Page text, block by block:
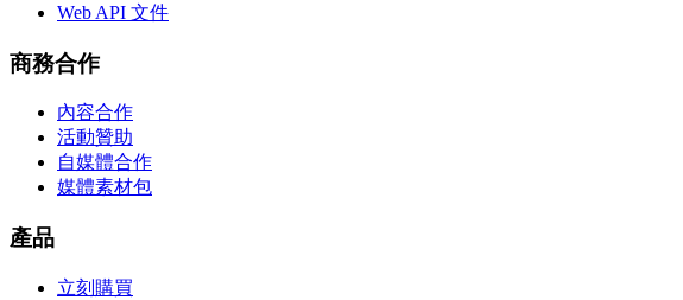
Web API 文件
商務合作
內容合作
活動贊助
自媒體合作
媒體素材包
產品
立刻購買